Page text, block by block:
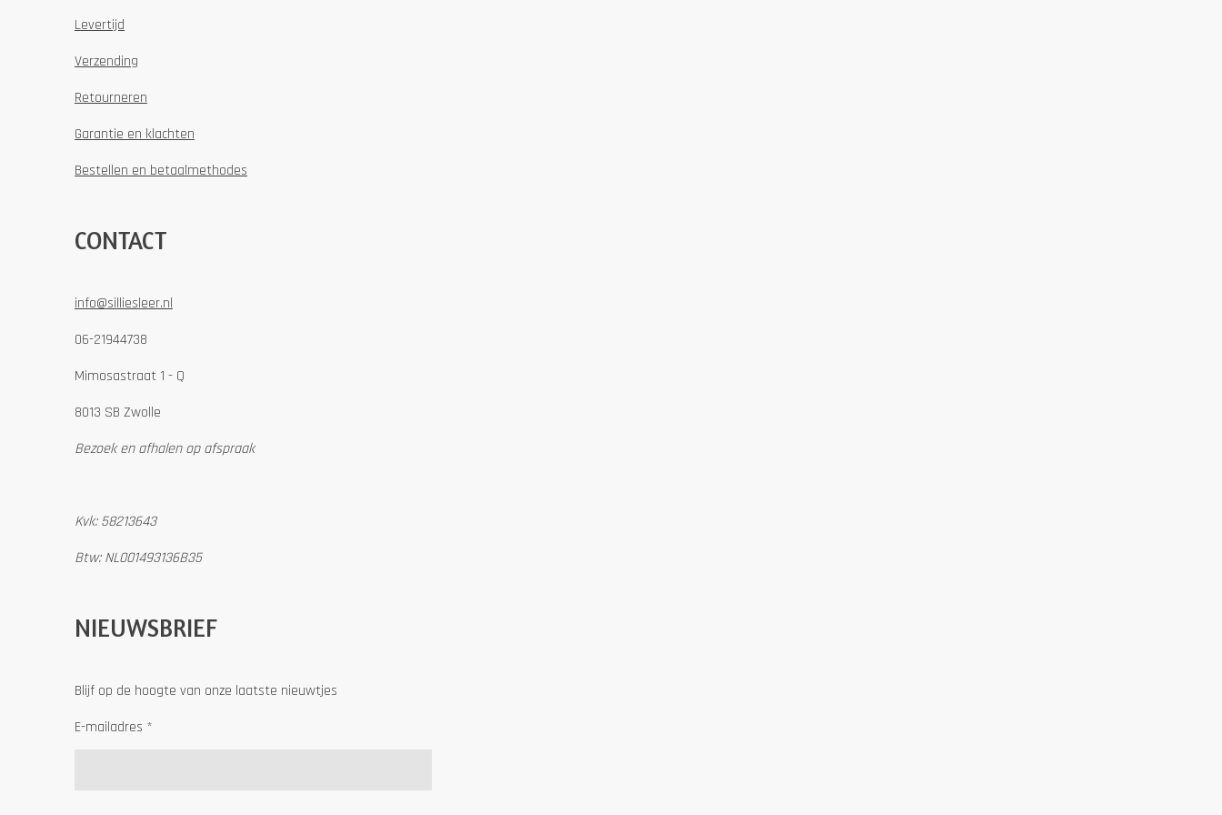
Levertijd
Verzending
Retourneren
Garantie en klachten
Bestellen en betaalmethodes
CONTACT
info@silliesleer.nl
06-21944738
Mimosastraat 1 - Q
8013 SB Zwolle
Bezoek en afhalen op afspraak
Kvk: 58213643
Btw: NL001493136B35
NIEUWSBRIEF
Blijf op de hoogte van onze laatste nieuwtjes
E-mailadres *